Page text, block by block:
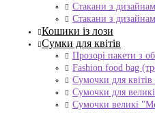
Стакани з
Стакани з
Кошики із лози
Сумки для квітів
Прозорі пакети з
Fashion food bag
Сумочки для
Сумочки для
Сумочки великі